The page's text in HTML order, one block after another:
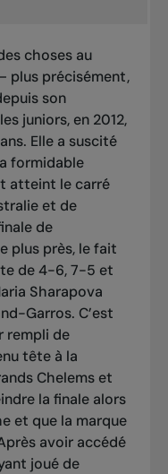
choses au
plus précisément,
son
juniors, en 2012,
Elle a suscité
formidable
atteint le carré
et de
de
plus près, le fait
de 4-6, 7-5 et
Sharapova
Garros. C’est
rempli de
tête à la
Chelems et
la finale alors
et que la marque
avoir accédé
joué de